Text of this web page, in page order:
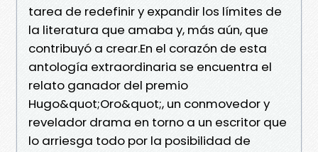
tarea de redefinir y expandir los límites de
la literatura que amaba y, más aún, que
contribuyó a crear.En el corazón de esta
antología extraordinaria se encuentra el
relato ganador del premio
Hugo&quot;Oro&quot;, un conmovedor y
revelador drama en torno a un escritor que
lo arriesga todo por la posibilidad de